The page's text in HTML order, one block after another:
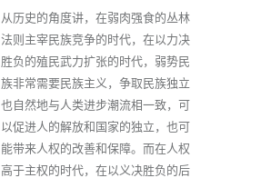
从历史的角度讲，在弱肉强食的丛林
法则主宰民族竞争的时代，在以力决
胜负的殖民武力扩张的时代，弱势民
族非常需要民族主义，争取民族独立
也自然地与人类进步潮流相一致，可
以促进人的解放和国家的独立，也可
能带来人权的改善和保障。而在人权
高于主权的时代，在以义决胜负的后